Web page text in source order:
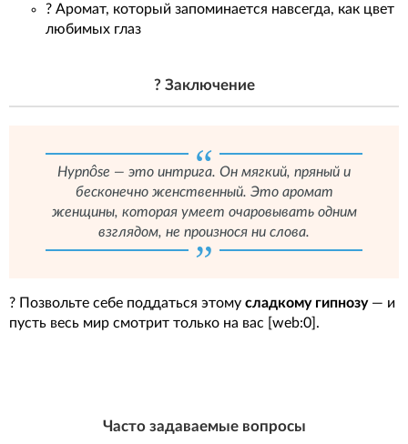
?️ Аромат, который запоминается навсегда, как цвет
любимых глаз
? Заключение
Hypnôse — это интрига. Он мягкий, пряный и
бесконечно женственный. Это аромат
женщины, которая умеет очаровывать одним
взглядом, не произнося ни слова.
? Позвольте себе поддаться этому сладкому гипнозу— и
пусть весь мир смотрит только на вас [web:0].
Часто задаваемые вопросы